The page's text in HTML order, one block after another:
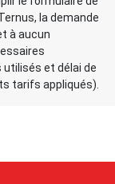
la demande
à aucun
et délai de
tarifs appliqués).